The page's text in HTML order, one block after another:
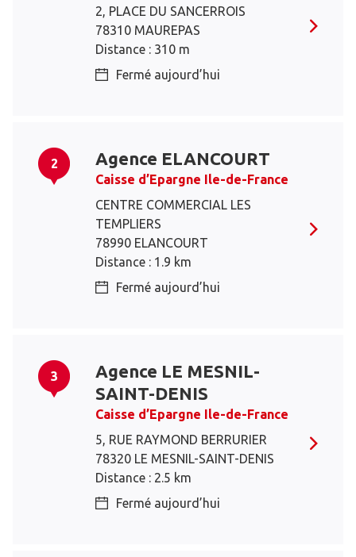
2, PLACE DU SANCERROIS
78310 MAUREPAS
Distance : 310 m
Fermé aujourd’hui
2 Agence ELANCOURT
Caisse d’Epargne Ile-de-France
CENTRE COMMERCIAL LES
TEMPLIERS
78990 ELANCOURT
Distance : 1.9 km
Fermé aujourd’hui
3
Agence LE MESNIL-
SAINT-DENIS
Caisse d’Epargne Ile-de-France
5, RUE RAYMOND BERRURIER
78320 LE MESNIL-SAINT-DENIS
Distance : 2.5 km
Fermé aujourd’hui